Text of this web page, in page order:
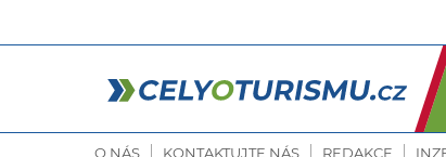
O NÁS KONTAKTUJTE NÁS REDAKCE